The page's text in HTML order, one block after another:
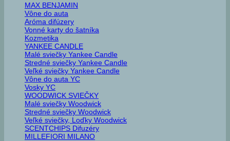
MAX BENJAMIN
Vône do auta
Aróma difúzery
Vonné karty do šatníka
Kozmetika
YANKEE CANDLE
Malé sviečky Yankee Candle
Stredné sviečky Yankee Candle
Veľké sviečky Yankee Candle
Vône do auta YC
Vosky YC
WOODWICK SVIEČKY
Malé sviečky Woodwick
Stredné sviečky Woodwick
Veľké sviečky, Loďky Woodwick
SCENTCHIPS Difuzéry
MILLEFIORI MILANO